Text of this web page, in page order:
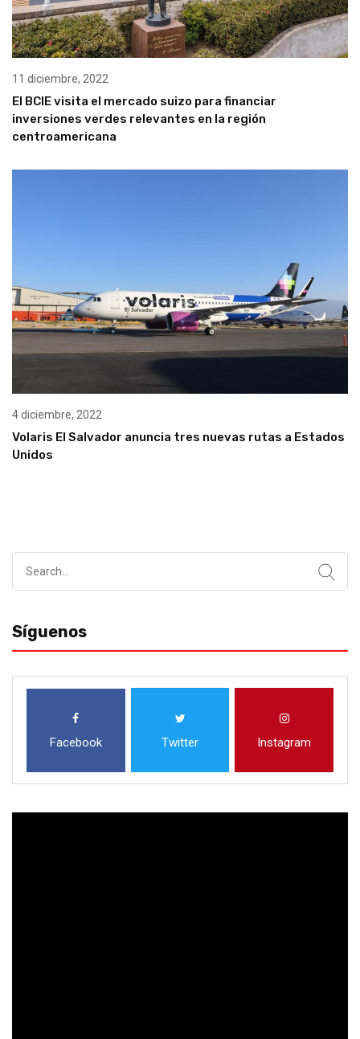
11 diciembre, 2022
El BCIE visita el mercado suizo para financiar
inversiones verdes relevantes en la región
centroamericana
4 diciembre, 2022
Volaris El Salvador anuncia tres nuevas rutas a Estados
Unidos
Síguenos
Facebook Twitter Instagram